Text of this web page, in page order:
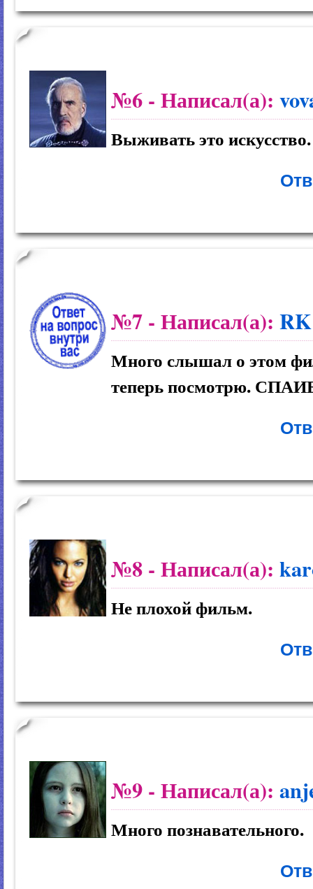
№6 - Написал(а):
Выживать это искусство.
№7 - Написал(а): RK
Много слышал о этом
теперь посмотрю.
№8 - Написал(а):
Не плохой фильм.
№9 - Написал(а):
Много познавательного.